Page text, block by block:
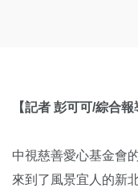
【記者 彭可可/綜合報
中視慈善愛心基金會
來到了風景宜人的新